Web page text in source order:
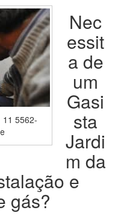
11 5562-
Nec
essit
a de
um
Gasi
sta
Jardi
m da
e
gás?